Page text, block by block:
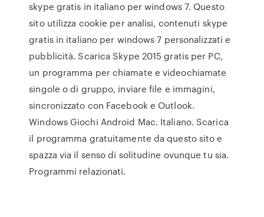
skype gratis in italiano per windows 7. Questo
sito utilizza cookie per analisi, contenuti skype
gratis in italiano per windows 7 personalizzati e
pubblicità. Scarica Skype 2015 gratis per PC,
un programma per chiamate e videochiamate
singole o di gruppo, inviare file e immagini,
sincronizzato con Facebook e Outlook.
Windows Giochi Android Mac. Italiano. Scarica
il programma gratuitamente da questo sito e
spazza via il senso di solitudine ovunque tu sia.
Programmi relazionati.